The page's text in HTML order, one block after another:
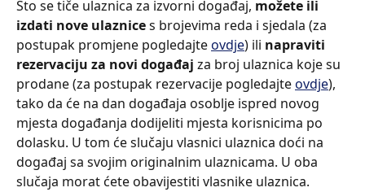
Što se tiče ulaznica za izvorni događaj, možete ili
izdati nove ulaznice s brojevima reda i sjedala (za
postupak promjene pogledajte ovdje) ili napraviti
rezervaciju za novi događaj za broj ulaznica koje su
prodane (za postupak rezervacije pogledajte ovdje),
tako da će na dan događaja osoblje ispred novog
mjesta događanja dodijeliti mjesta korisnicima po
dolasku. U tom će slučaju vlasnici ulaznica doći na
događaj sa svojim originalnim ulaznicama. U oba
slučaja morat ćete obavijestiti vlasnike ulaznica.